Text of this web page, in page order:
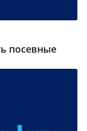
посевные